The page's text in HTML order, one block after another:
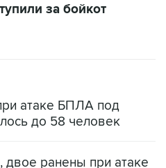
за бойкот
атаке БПЛА под
до 58 человек
двое ранены при атаке